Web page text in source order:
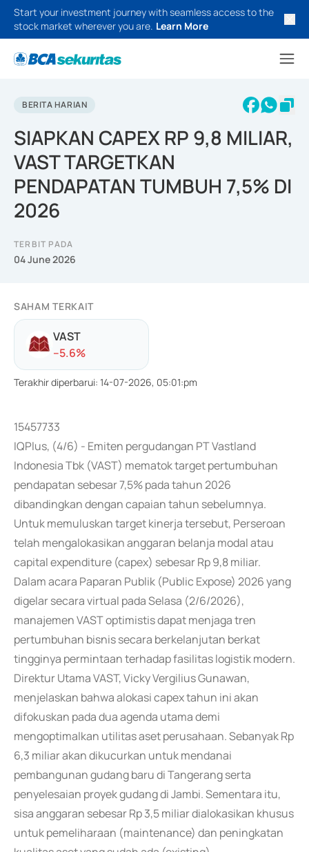
Start your investment journey with seamless access to the
stock market wherever you are. Learn More
BERITA HARIAN
SIAPKAN CAPEX RP 9,8 MILIAR,
VAST TARGETKAN
PENDAPATAN TUMBUH 7,5% DI
2026
TERBIT PADA
04 June 2026
SAHAM TERKAIT
VAST
--5.6%
Terakhir diperbarui: 14-07-2026, 05:01:pm
15457733
IQPlus, (4/6) - Emiten pergudangan PT Vastland
Indonesia Tbk (VAST) mematok target pertumbuhan
pendapatan sebesar 7,5% pada tahun 2026
dibandingkan dengan capaian tahun sebelumnya.
Untuk memuluskan target kinerja tersebut, Perseroan
telah mengalokasikan anggaran belanja modal atau
capital expenditure (capex) sebesar Rp 9,8 miliar.
Dalam acara Paparan Publik (Public Expose) 2026 yang
digelar secara virtual pada Selasa (2/6/2026),
manajemen VAST optimistis dapat menjaga tren
pertumbuhan bisnis secara berkelanjutan berkat
tingginya permintaan terhadap fasilitas logistik modern.
Direktur Utama VAST, Vicky Vergilius Gunawan,
menjelaskan bahwa alokasi capex tahun ini akan
difokuskan pada dua agenda utama demi
mengoptimalkan utilitas aset perusahaan. Sebanyak Rp
6,3 miliar akan dikucurkan untuk mendanai
pembangunan gudang baru di Tangerang serta
penyelesaian proyek gudang di Jambi. Sementara itu,
sisa anggaran sebesar Rp 3,5 miliar dialokasikan khusus
untuk pemeliharaan (maintenance) dan peningkatan